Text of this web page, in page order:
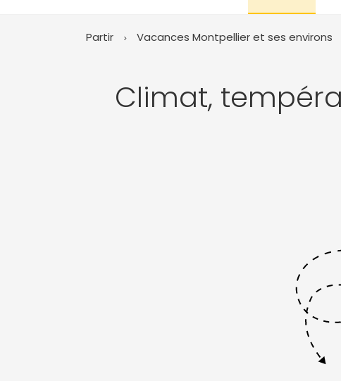
Partir Vacances Montpellier et ses environs
Climat,